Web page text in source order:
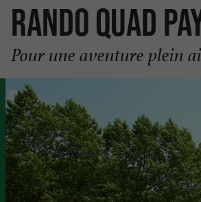
Rando Quad
Pour une aventure plein